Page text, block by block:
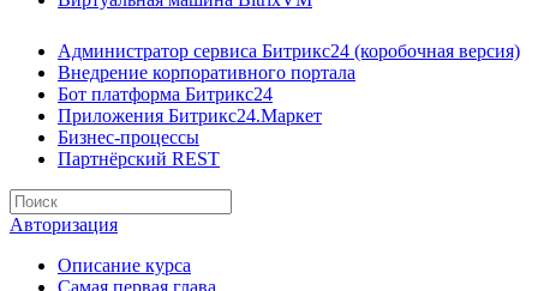
Администратор сервиса Битрикс24 (коробочная версия)
Внедрение корпоративного портала
Бот платформа Битрикс24
Приложения Битрикс24.Маркет
Бизнес-процессы
Партнёрский REST
Авторизация
Описание курса
Самая первая глава